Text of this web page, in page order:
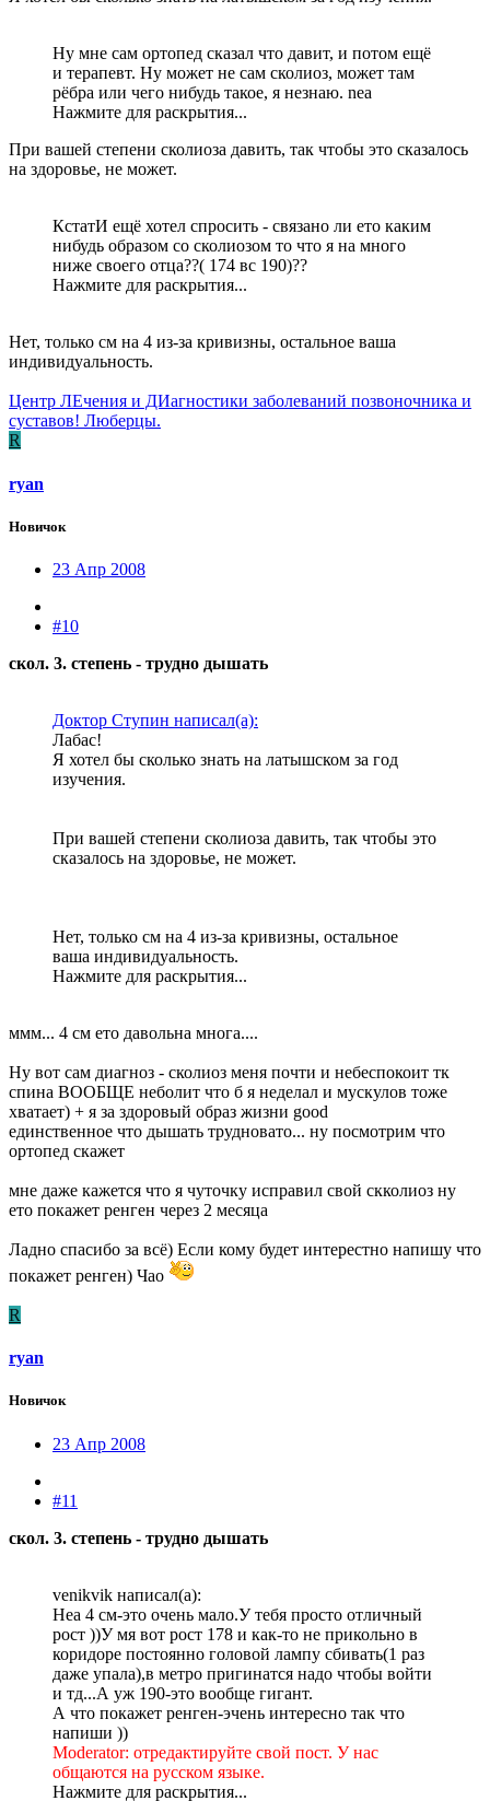
Ну мне сам ортопед сказал что давит, и потом ещё
и терапевт. Ну может не сам сколиоз, может там
рёбра или чего нибудь такое, я незнаю. nea
Нажмите для раскрытия...
При вашей степени сколиоза давить, так чтобы это сказалось
на здоровье, не может.
КстатИ ещё хотел спросить - связано ли ето каким
нибудь образом со сколиозом то что я на много
ниже своего отца??( 174 вс 190)??
Нажмите для раскрытия...
Нет, только см на 4 из-за кривизны, остальное ваша
индивидуальность.
Центр ЛЕчения и ДИагностики заболеваний позвоночника и
суставов! Люберцы.
R
ryan
Новичок
23 Апр 2008
#10
скол. 3. степень - трудно дышать
Доктор Ступин написал(а):
Лабас!
Я хотел бы сколько знать на латышском за год
изучения.
При вашей степени сколиоза давить, так чтобы это
сказалось на здоровье, не может.
Нет, только см на 4 из-за кривизны, остальное
ваша индивидуальность.
Нажмите для раскрытия...
ммм... 4 см ето давольна многа....
Ну вот сам диагноз - сколиоз меня почти и небеспокоит тк
спина ВООБЩЕ неболит что б я неделал и мускулов тоже
хватает) + я за здоровый образ жизни good
единственное что дышать трудновато... ну посмотрим что
ортопед скажет
мне даже кажется что я чуточку исправил свой скколиоз ну
ето покажет ренген через 2 месяца
Ладно спасибо за всё) Если кому будет интерестно напишу что
покажет ренген) Чао
R
ryan
Новичок
23 Апр 2008
#11
скол. 3. степень - трудно дышать
venikvik написал(а):
Неа 4 см-это очень мало.У тебя просто отличный
рост ))У мя вот рост 178 и как-то не прикольно в
коридоре постоянно головой лампу сбивать(1 раз
даже упала),в метро пригинатся надо чтобы войти
и тд...А уж 190-это вообще гигант.
А что покажет ренген-эчень интересно так что
напиши ))
Moderator: отредактируйте свой пост. У нас
общаются на русском языке.
Нажмите для раскрытия...